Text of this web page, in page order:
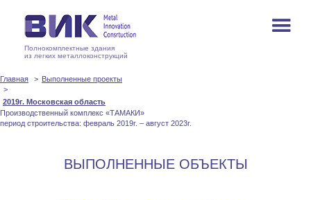
Полнокомплектные здания
из легких металлоконструкций
Главная Выполненные проекты
2019г. Московская область
Производственный комплекс «ТАМАКИ»
период строительства: февраль 2019г. – август 2023г.
ВЫПОЛНЕННЫЕ ОБЪЕКТЫ